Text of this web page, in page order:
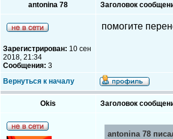
antonina 78 Заголовок
Зарегистрирован: 10 сен
2018, 21:34
Сообщения: 3
помогите
Вернуться к началу
Okis Заголовок
antonina 78